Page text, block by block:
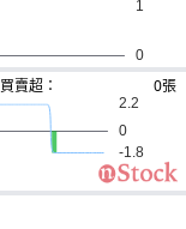
買賣超： 0張